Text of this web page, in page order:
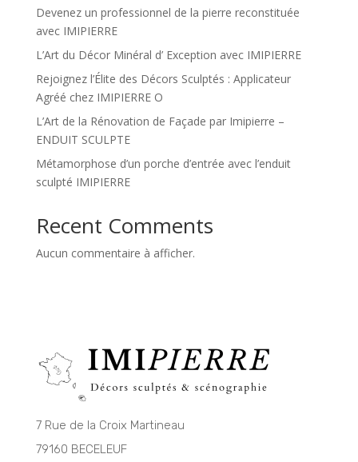
Devenez un professionnel de la pierre reconstituée
avec IMIPIERRE
L’Art du Décor Minéral d’ Exception avec IMIPIERRE
Rejoignez l’Élite des Décors Sculptés : Applicateur
Agréé chez IMIPIERRE O
L’Art de la Rénovation de Façade par Imipierre –
ENDUIT SCULPTE
Métamorphose d’un porche d’entrée avec l’enduit
sculpté IMIPIERRE
Recent Comments
Aucun commentaire à afficher.
7 Rue de la Croix Martineau
79160 BECELEUF